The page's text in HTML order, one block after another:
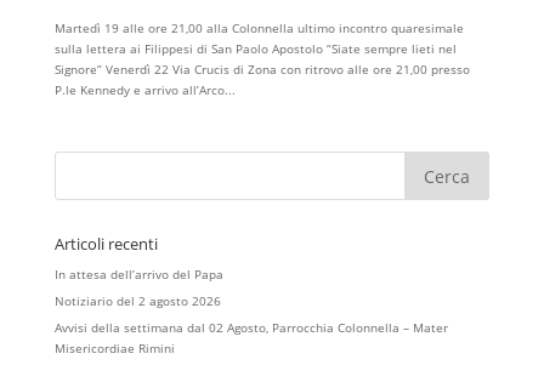
Martedì 19 alle ore 21,00 alla Colonnella ultimo incontro quaresimale
sulla lettera ai Filippesi di San Paolo Apostolo “Siate sempre lieti nel
Signore” Venerdì 22 Via Crucis di Zona con ritrovo alle ore 21,00 presso
P.le Kennedy e arrivo all’Arco...
Articoli recenti
In attesa dell’arrivo del Papa
Notiziario del 2 agosto 2026
Avvisi della settimana dal 02 Agosto, Parrocchia Colonnella – Mater
Misericordiae Rimini